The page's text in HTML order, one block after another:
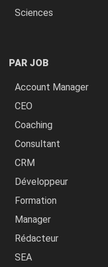
Sciences
PAR JOB
Account Manager
CEO
Coaching
Consultant
CRM
Développeur
Formation
Manager
Rédacteur
SEA